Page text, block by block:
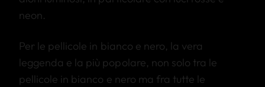
neon.
Per le pellicole in bianco e nero, la vera
leggenda e la più popolare, non solo tra le
pellicole in bianco e nero ma fra tutte le